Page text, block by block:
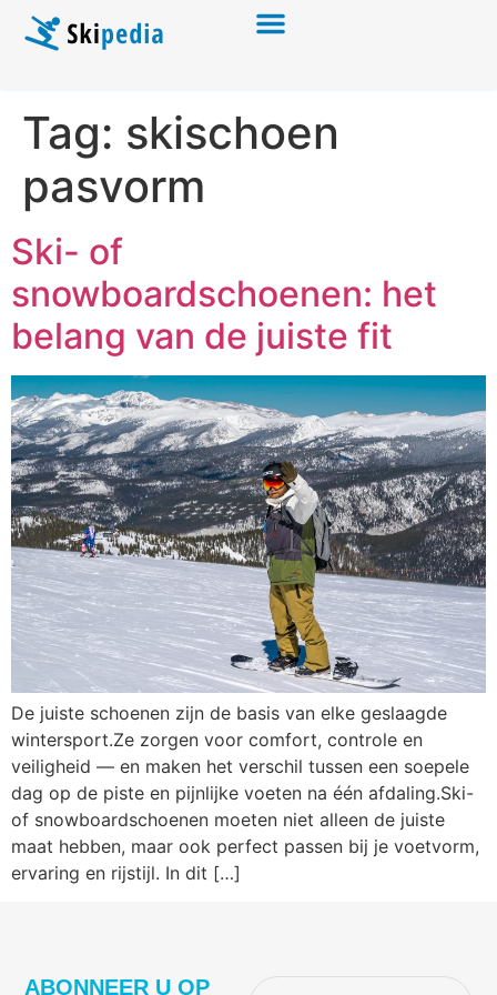
Tag: skischoen
pasvorm
Ski- of
snowboardschoenen: het
belang van de juiste fit
De juiste schoenen zijn de basis van elke geslaagde
wintersport.Ze zorgen voor comfort, controle en
veiligheid — en maken het verschil tussen een soepele
dag op de piste en pijnlijke voeten na één afdaling.Ski-
of snowboardschoenen moeten niet alleen de juiste
maat hebben, maar ook perfect passen bij je voetvorm,
ervaring en rijstijl. In dit […]
ABONNEER U OP